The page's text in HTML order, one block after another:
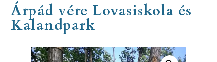
Árpád vére Lovasiskola és
Kalandpark